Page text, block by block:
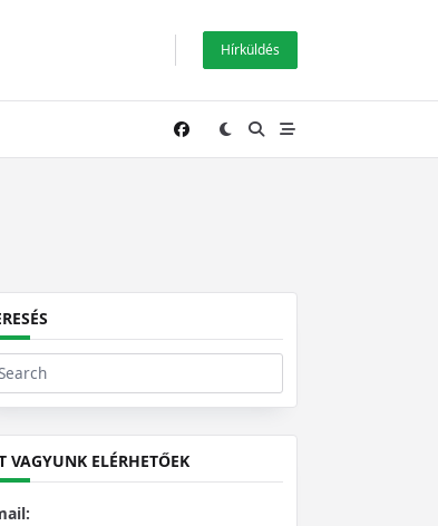
Hírküldés
VAGYUNK ELÉRHETŐEK